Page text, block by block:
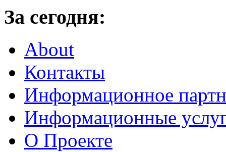
За сегодня:
About
Контакты
Информационное
Информационные
О Проекте